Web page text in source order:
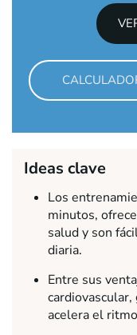
Ideas clave
Los
minutos,
salud y son
diaria.
Entre sus
cardiovascular,
acelera el